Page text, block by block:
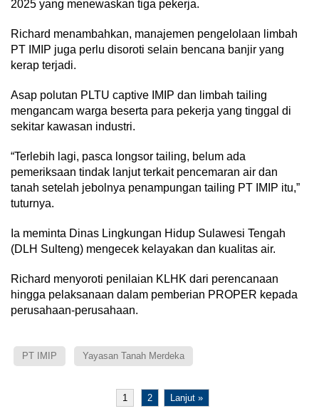
2025 yang menewaskan tiga pekerja.
Richard menambahkan, manajemen pengelolaan limbah
PT IMIP juga perlu disoroti selain bencana banjir yang
kerap terjadi.
Asap polutan PLTU captive IMIP dan limbah tailing
mengancam warga beserta para pekerja yang tinggal di
sekitar kawasan industri.
“Terlebih lagi, pasca longsor tailing, belum ada
pemeriksaan tindak lanjut terkait pencemaran air dan
tanah setelah jebolnya penampungan tailing PT IMIP itu,”
tuturnya.
Ia meminta Dinas Lingkungan Hidup Sulawesi Tengah
(DLH Sulteng) mengecek kelayakan dan kualitas air.
Richard menyoroti penilaian KLHK dari perencanaan
hingga pelaksanaan dalam pemberian PROPER kepada
perusahaan-perusahaan.
PT IMIP Yayasan Tanah Merdeka
1 2 Lanjut »